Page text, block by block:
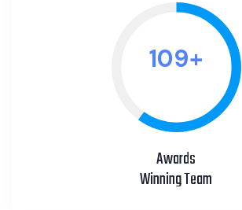
122+
Awards
Winning Team